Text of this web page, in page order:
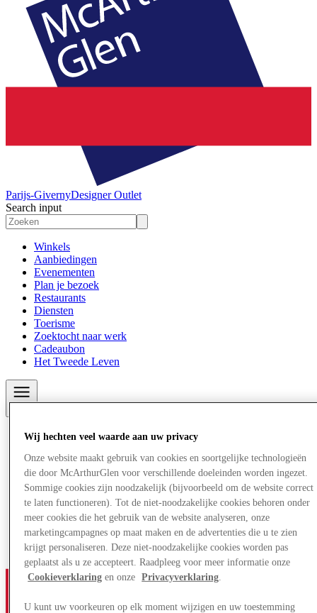
Parijs-GivernyDesigner Outlet
Search input
Winkels
Aanbiedingen
Evenementen
Plan je bezoek
Restaurants
Diensten
Toerisme
Zoektocht naar werk
Cadeaubon
Het Tweede Leven
Wij hechten veel waarde aan uw privacy
Onze website maakt gebruik van cookies en soortgelijke technologieën
die door McArthurGlen voor verschillende doeleinden worden ingezet.
Sommige cookies zijn noodzakelijk (bijvoorbeeld om de website correct
te laten functioneren). Tot de niet-noodzakelijke cookies behoren onder
meer cookies die het gebruik van de website analyseren, onze
marketingcampagnes op maat maken en de advertenties die u te zien
krijgt personaliseren. Deze niet-noodzakelijke cookies worden pas
geplaatst als u ze accepteert. Raadpleeg voor meer informatie onze
Cookieverklaring en onze Privacyverklaring
U kunt uw voorkeuren op elk moment wijzigen en uw toestemming